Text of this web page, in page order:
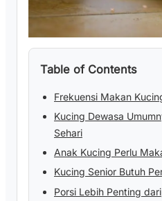
Table of Contents
Frekuensi Makan
Kucing Dewasa
Sehari
Anak Kucing Perlu
Kucing Senior Butuh
Porsi Lebih Penting